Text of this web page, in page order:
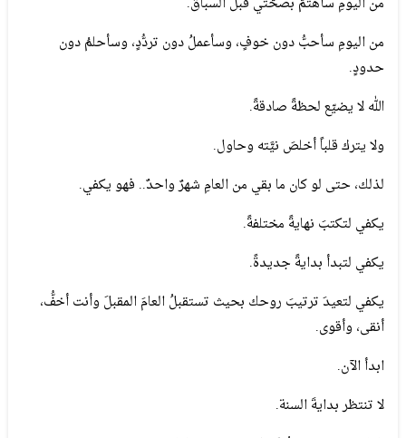
من اليومِ سأحبُّ دون خوفٍ، وسأعملُ دون تردُّدٍ، وسأحلمُ دون
حدودٍ.
الله لا يضيّع لحظةً صادقةً.
ولا يترك قلباً أخلصَ نيَّته وحاول.
لذلك، حتى لو كان ما بقي من العامِ شهرٌ واحدٌ.. فهو يكفي.
يكفي لتكتبَ نهايةً مختلفةً.
يكفي لتبدأ بدايةً جديدةً.
يكفي لتعيدَ ترتيبَ روحك بحيث تستقبلُ العامَ المقبلَ وأنت أخفُّ،
أنقى، وأقوى.
ابدأ الآن.
لا تنتظر بدايةَ السنة.